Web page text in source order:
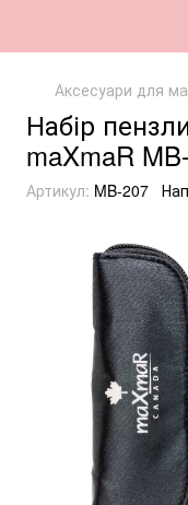
Аксесуари для
Набір
maXmaR
Артикул: MB-207